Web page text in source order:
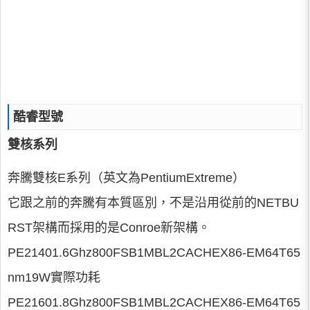
酷睿型號
雙核系列
奔騰雙核E系列（英文為PentiumExtreme）
它跟之前的奔騰有本質區別，不是沿用從前的NETBU
RST架構而採用的是Conroe新架構。
PE21401.6Ghz800FSB1MBL2CACHEX86-EM64T65
nm19W實際功耗
PE21601.8Ghz800FSB1MBL2CACHEX86-EM64T65